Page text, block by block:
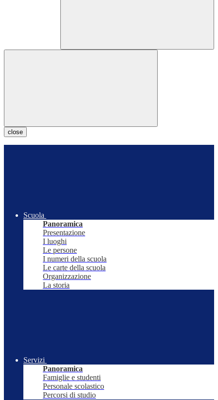
close
Scuola
Panoramica
Presentazione
I luoghi
Le persone
I numeri della scuola
Le carte della scuola
Organizzazione
La storia
Servizi
Panoramica
Famiglie e studenti
Personale scolastico
Percorsi di studio